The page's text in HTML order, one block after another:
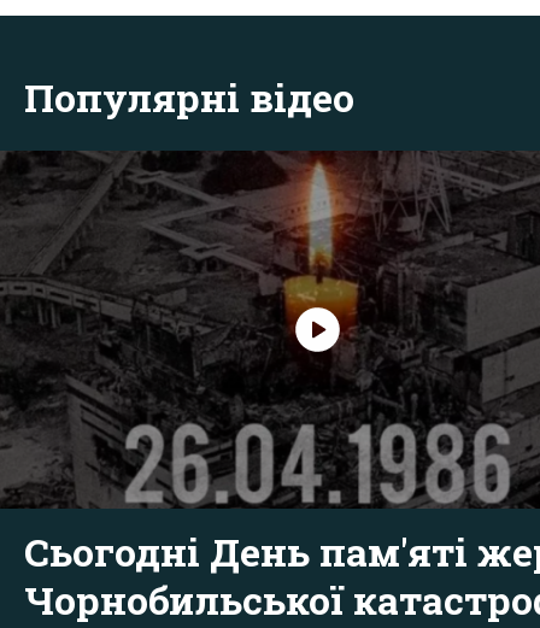
Популярні відео
Сьогодні День пам'яті
Чорнобильської